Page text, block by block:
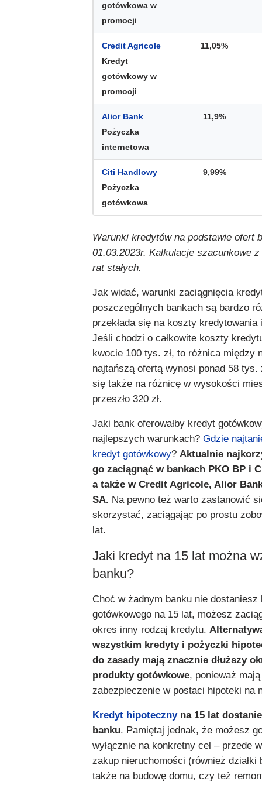
gotówkowa w
promocji
Credit Agricole
Kredyt
gotówkowy w
promocji
11,05%
Alior Bank
Pożyczka
internetowa
11,9%
Citi Handlowy
Pożyczka
gotówkowa
9,99%
Warunki kredytów na podstawie ofert
01.03.2023r. Kalkulacje szacunkowe
rat stałych.
Jak widać, warunki zaciągnięcia
poszczególnych bankach są bardzo
przekłada się na koszty
Jeśli chodzi o całkowite koszty
kwocie 100 tys. zł, to różnica między
najtańszą ofertą wynosi ponad 58 tys.
się także na różnicę w wysokości
przeszło 320 zł.
Jaki bank oferowałby kredyt
najlepszych warunkach? Gdzie
kredyt gotówkowy? Aktualnie
go zaciągnąć w bankach PKO BP i
a także w Credit Agricole, Alior
SA. Na pewno też warto zastanowić
skorzystać, zaciągając po prostu
lat.
Jaki kredyt na 15 lat można
banku?
Choć w żadnym banku nie dostaniesz
gotówkowego na 15 lat, możesz
okres inny rodzaj kredytu.
wszystkim kredyty i pożyczki
do zasady mają znacznie dłuższy
produkty gotówkowe, ponieważ
zabezpieczenie w postaci hipoteki na
Kredyt hipotecznyna 15 lat
banku. Pamiętaj jednak, że możesz
wyłącznie na konkretny cel – przede
zakup nieruchomości (również działki
także na budowę domu, czy też